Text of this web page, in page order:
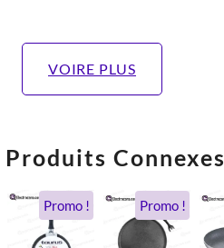
VOIRE PLUS
Produits Connexes
Promo !
Le
prix
Le
prix
Promo !
Le
prix
initial
Le
prix
actuel